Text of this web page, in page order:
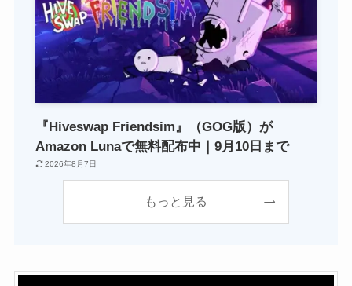
『Hiveswap Friendsim』（GOG版）が
Amazon Lunaで無料配布中｜9月10日まで
2026年8月7日
もっと見る